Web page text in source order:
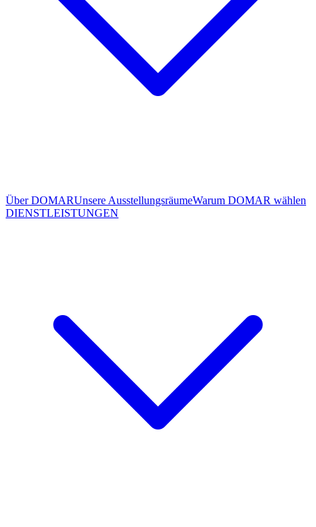
Über DOMARUnsere AusstellungsräumeWarum DOMAR wählen
DIENSTLEISTUNGEN